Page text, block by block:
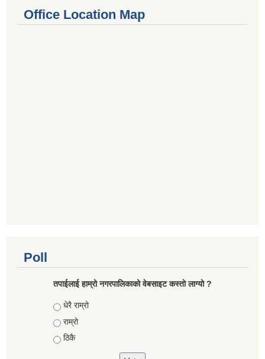
Office Location Map
Poll
तपाईलाई हाम्रो नगरपालिकाको वेबसाइट कस्तो लाग्यो ?
Choices
धेरै राम्रो
राम्रो
ठिकै